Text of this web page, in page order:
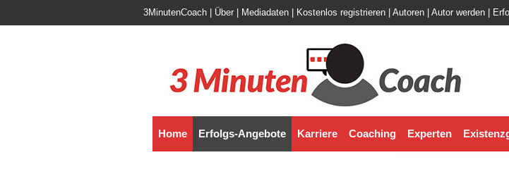
3MinutenCoach Über Mediadaten Kostenlos registrieren Autoren Autor werden
Home Erfolgs-Angebote Karriere Coaching Experten